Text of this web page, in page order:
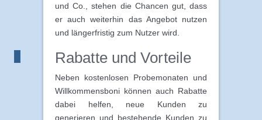
und Co., stehen die Chancen gut, dass
er auch weiterhin das Angebot nutzen
und längerfristig zum Nutzer wird.
Rabatte und Vorteile
Neben kostenlosen Probemonaten und
Willkommensboni können auch Rabatte
dabei helfen, neue Kunden zu
generieren und bestehende Kunden zu